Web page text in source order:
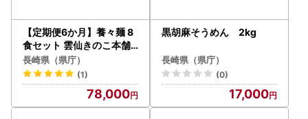
【定期便6か月】養々麺 8
食セット 雲仙きのこ本舗
＜お湯を注いで3分！即席
にゅうめん＞
長崎県（県庁）
(1)
78,000
黒胡麻そうめん 2kg
長崎県（県庁）
(0)
17,000